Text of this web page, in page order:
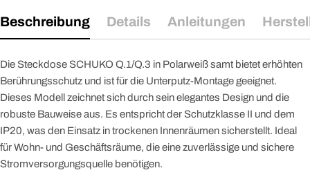
Beschreibung Details Anleitungen
Die Steckdose SCHUKO Q.1/Q.3 in Polarweiß samt bietet erhöhten
Berührungsschutz und ist für die Unterputz-Montage geeignet.
Dieses Modell zeichnet sich durch sein elegantes Design und die
robuste Bauweise aus. Es entspricht der Schutzklasse II und dem
IP20, was den Einsatz in trockenen Innenräumen sicherstellt. Ideal
für Wohn- und Geschäftsräume, die eine zuverlässige und sichere
Stromversorgungsquelle benötigen.